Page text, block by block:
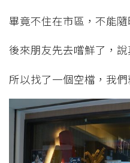
畢竟不住在市區，不能隨
後來朋友先去嚐鮮了，說
所以找了一個空檔，我們